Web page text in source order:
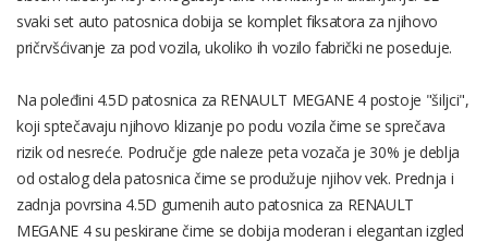
svaki set auto patosnica dobija se komplet fiksatora za njihovo
pričrvšćivanje za pod vozila, ukoliko ih vozilo fabrički ne poseduje.
Na poleđini 4.5D patosnica za RENAULT MEGANE 4 postoje "šiljci",
koji sptečavaju njihovo klizanje po podu vozila čime se sprečava
rizik od nesreće. Područje gde naleze peta vozača je 30% je deblja
od ostalog dela patosnica čime se produžuje njihov vek. Prednja i
zadnja povrsina 4.5D gumenih auto patosnica za RENAULT
MEGANE 4 su peskirane čime se dobija moderan i elegantan izgled